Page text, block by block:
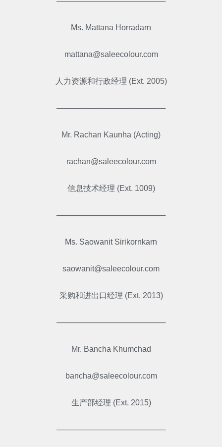
Ms. Mattana Horradarn
mattana@saleecolour.com
人力资源和行政经理 (Ext. 2005)
────────────────────
Mr. Rachan Kaunha (Acting)
rachan@saleecolour.com
信息技术经理 (Ext. 1009)
────────────────────
Ms. Saowanit Sirikornkarn
saowanit@saleecolour.com
采购和进出口经理 (Ext. 2013)
────────────────────
Mr. Bancha Khumchad
bancha@saleecolour.com
生产部经理 (Ext. 2015)
────────────────────